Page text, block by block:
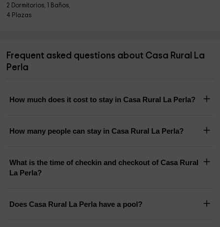
2 Dormitorios, 1 Baños,
4 Plazas
Frequent asked questions about Casa Rural La
Perla
How much does it cost to stay in Casa Rural La Perla?
How many people can stay in Casa Rural La Perla?
What is the time of checkin and checkout of Casa Rural
La Perla?
Does Casa Rural La Perla have a pool?